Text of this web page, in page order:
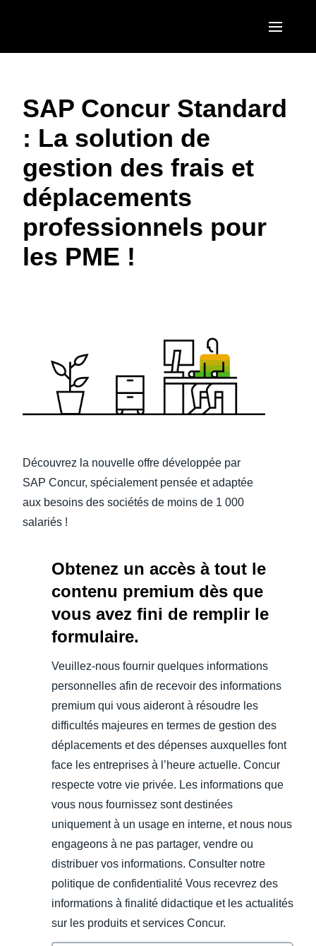
United States (English)
Canada (English)
Canada (Français)
México (Español)
Brasil (Português)
EUROPE
United Kingdom (English)
France (Français)
Deutschland (Deutsch)
Italia (Italiano)
Finland (English)
Belgium (English)
España (Español)
ASIA PACIFIC
SAP Concur Standard
: La solution de
gestion des frais et
déplacements
professionnels pour
les PME !
Découvrez la nouvelle offre développée par
SAP Concur, spécialement pensée et adaptée
aux besoins des sociétés de moins de 1 000
salariés !
Obtenez un accès à tout le
contenu premium dès que
vous avez fini de remplir le
formulaire.
Veuillez-nous fournir quelques informations
personnelles afin de recevoir des informations
premium qui vous aideront à résoudre les
difficultés majeures en termes de gestion des
déplacements et des dépenses auxquelles font
face les entreprises à l’heure actuelle. Concur
respecte votre vie privée. Les informations que
vous nous fournissez sont destinées
uniquement à un usage en interne, et nous nous
engageons à ne pas partager, vendre ou
distribuer vos informations. Consulter notre
politique de confidentialité Vous recevrez des
informations à finalité didactique et les actualités
sur les produits et services Concur.